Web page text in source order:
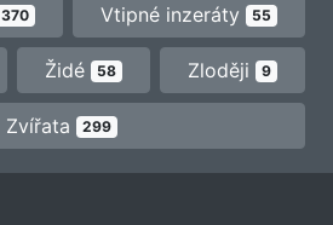
370 Vtipné inzeráty 55
Židé 58 Zloději 9
Zvířata 299